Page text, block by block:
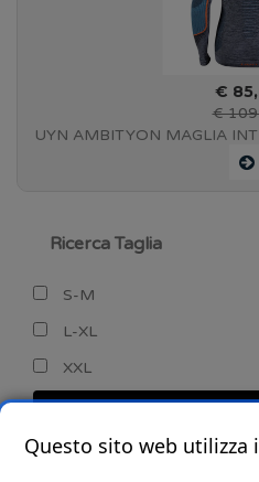
€
€
UYN AMBITYON MAGLIA
MANICA LUNGA DA
Ricerca Taglia
S-M
L-XL
XXL
Questo sito web utilizza